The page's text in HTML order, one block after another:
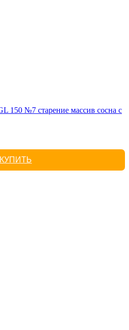
150 №7 старение массив сосна с
КУПИТЬ